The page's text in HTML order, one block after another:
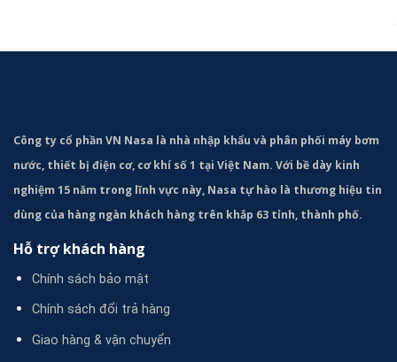
Công ty cổ phần VN Nasa là nhà nhập khẩu và phân phối máy bơm
nước, thiết bị điện cơ, cơ khí số 1 tại Việt Nam. Với bề dày kinh
nghiệm 15 năm trong lĩnh vực này, Nasa tự hào là thương hiệu tin
dùng của hàng ngàn khách hàng trên khắp 63 tỉnh, thành phố.
Hỗ trợ khách hàng
Chính sách bảo mật
Chính sách đổi trả hàng
Giao hàng & vận chuyển